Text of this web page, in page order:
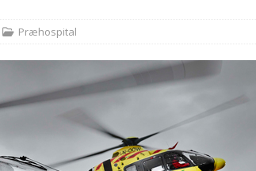
Præhospital